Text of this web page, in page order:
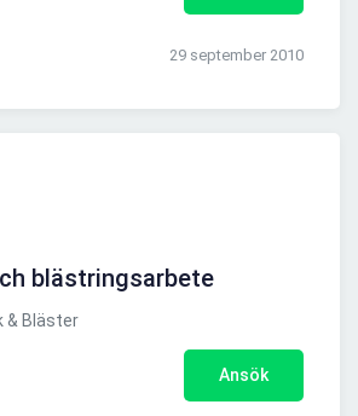
29 september 2010
blästringsarbete
& Bläster
Ansök